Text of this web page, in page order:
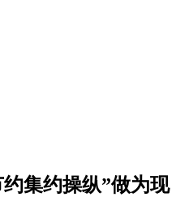
集约操纵”做为现